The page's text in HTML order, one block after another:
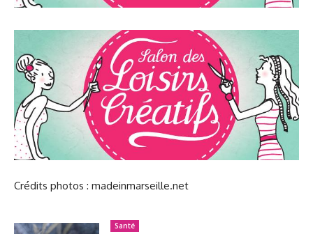
Crédits photos : madeinmarseille.net
Santé